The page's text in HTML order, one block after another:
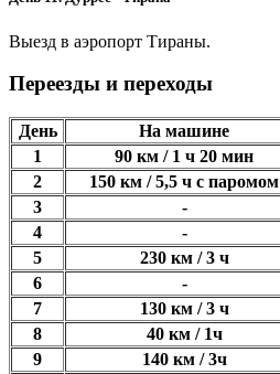
Выезд в аэропорт Тираны.
Переезды и переходы
День На машине
1
90 км / 1 ч 20 мин
2
150 км / 5,5 ч с паромом
3
-
4
-
5
230 км / 3 ч
6
-
7
130 км / 3 ч
8
40 км / 1ч
9
140 км / 3ч